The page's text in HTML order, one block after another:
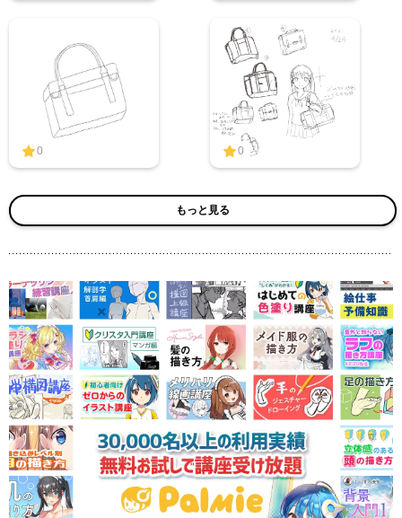
0 0
もっと見る